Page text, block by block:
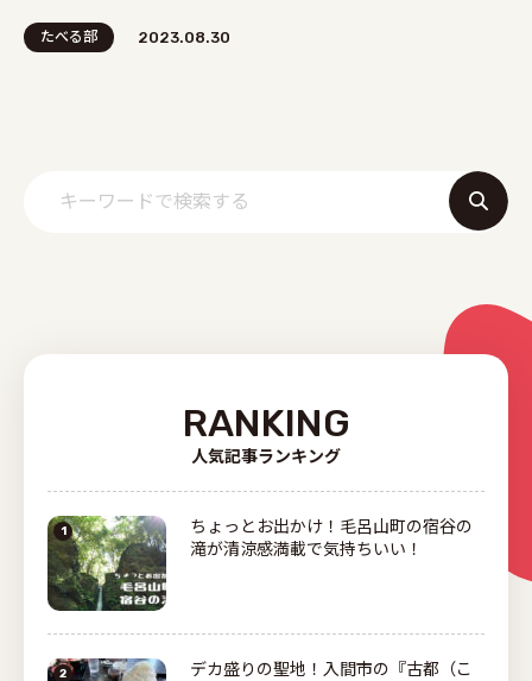
たべる部 2023.08.30
RANKING
人気記事ランキング
ちょっとお出かけ！毛呂山町の宿谷の
滝が清涼感満載で気持ちいい！
デカ盛りの聖地！入間市の『古都（こ